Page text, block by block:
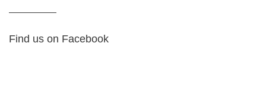
Find us on Facebook